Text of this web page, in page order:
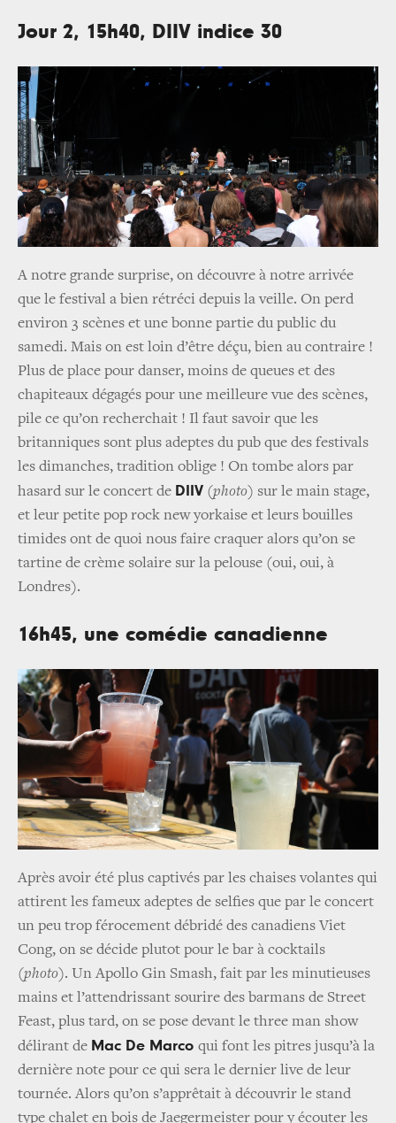
Jour 2, 15h40, DIIV indice 30
A notre grande surprise, on découvre à notre arrivée
que le festival a bien rétréci depuis la veille. On perd
environ 3 scènes et une bonne partie du public du
samedi. Mais on est loin d’être déçu, bien au contraire !
Plus de place pour danser, moins de queues et des
chapiteaux dégagés pour une meilleure vue des scènes,
pile ce qu’on recherchait ! Il faut savoir que les
britanniques sont plus adeptes du pub que des festivals
les dimanches, tradition oblige ! On tombe alors par
hasard sur le concert de DIIV (photo) sur le main stage,
et leur petite pop rock new yorkaise et leurs bouilles
timides ont de quoi nous faire craquer alors qu’on se
tartine de crème solaire sur la pelouse (oui, oui, à
Londres).
16h45, une comédie canadienne
Après avoir été plus captivés par les chaises volantes qui
attirent les fameux adeptes de selfies que par le concert
un peu trop férocement débridé des canadiens Viet
Cong, on se décide plutot pour le bar à cocktails
(photo). Un Apollo Gin Smash, fait par les minutieuses
mains et l’attendrissant sourire des barmans de Street
Feast, plus tard, on se pose devant le three man show
délirant de Mac De Marco qui font les pitres jusqu’à la
dernière note pour ce qui sera le dernier live de leur
tournée. Alors qu’on s’apprêtait à découvrir le stand
type chalet en bois de Jaegermeister pour y écouter les